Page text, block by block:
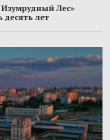
Лес»
десять лет